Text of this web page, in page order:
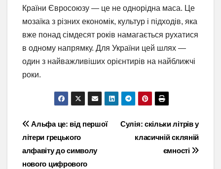
Країни Євросоюзу — це не однорідна маса. Це
мозаїка з різних економік, культур і підходів, яка
вже понад сімдесят років намагається рухатися
в одному напрямку. Для України цей шлях —
один з найважливіших орієнтирів на найближчі
роки.
Навігація
записів
Сулія: скільки літрів у
класичній скляній
ємності
Альфа це: від першої
літери грецького
алфавіту до символу
нового цифрового